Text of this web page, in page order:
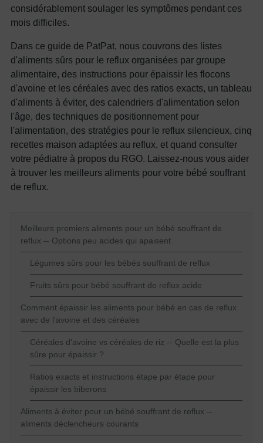
considérablement soulager les symptômes pendant ces
mois difficiles.
Dans ce guide de PatPat, nous couvrons des listes
d'aliments sûrs pour le reflux organisées par groupe
alimentaire, des instructions pour épaissir les flocons
d'avoine et les céréales avec des ratios exacts, un tableau
d'aliments à éviter, des calendriers d'alimentation selon
l'âge, des techniques de positionnement pour
l'alimentation, des stratégies pour le reflux silencieux, cinq
recettes maison adaptées au reflux, et quand consulter
votre pédiatre à propos du RGO. Laissez-nous vous aider
à trouver les meilleurs aliments pour votre bébé souffrant
de reflux.
Meilleurs premiers aliments pour un bébé souffrant de
reflux -- Options peu acides qui apaisent
Légumes sûrs pour les bébés souffrant de reflux
Fruits sûrs pour bébé souffrant de reflux acide
Comment épaissir les aliments pour bébé en cas de reflux
avec de l'avoine et des céréales
Céréales d'avoine vs céréales de riz -- Quelle est la plus
sûre pour épaissir ?
Ratios exacts et instructions étape par étape pour
épaissir les biberons
Aliments à éviter pour un bébé souffrant de reflux --
aliments déclencheurs courants